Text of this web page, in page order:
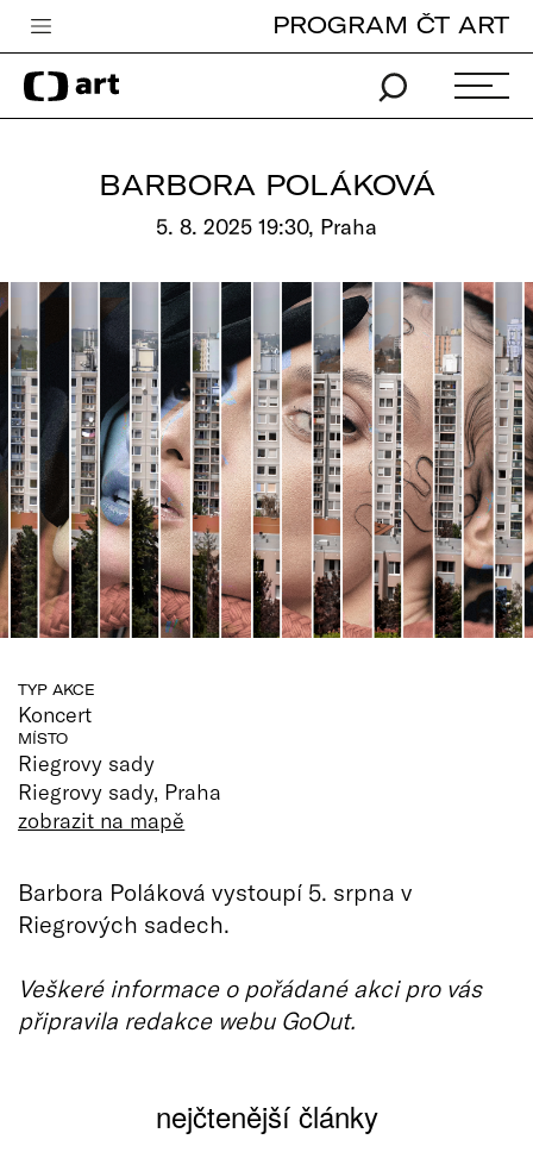
Česká televize
Zpravodajství
Pro děti
edu
Vše o ČT
PROGRAM ČT ART
BARBORA POLÁKOVÁ
5. 8. 2025 19:30, Praha
TYP AKCE
Koncert
MÍSTO
Riegrovy sady
Riegrovy sady, Praha
zobrazit na mapě
Barbora Poláková vystoupí 5. srpna v
Riegrových sadech.
Veškeré informace o pořádané akci pro vás
připravila redakce webu GoOut.
nejčtenější články